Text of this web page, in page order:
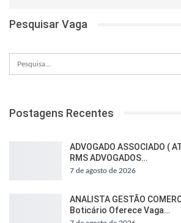
Pesquisar Vaga
Postagens Recentes
ADVOGADO ASSOCIADO (
RMS ADVOGADOS…
7 de agosto de 2026
ANALISTA GESTÃO
Boticário Oferece Vaga…